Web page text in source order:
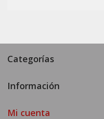
Categorías
Información
Mi cuenta